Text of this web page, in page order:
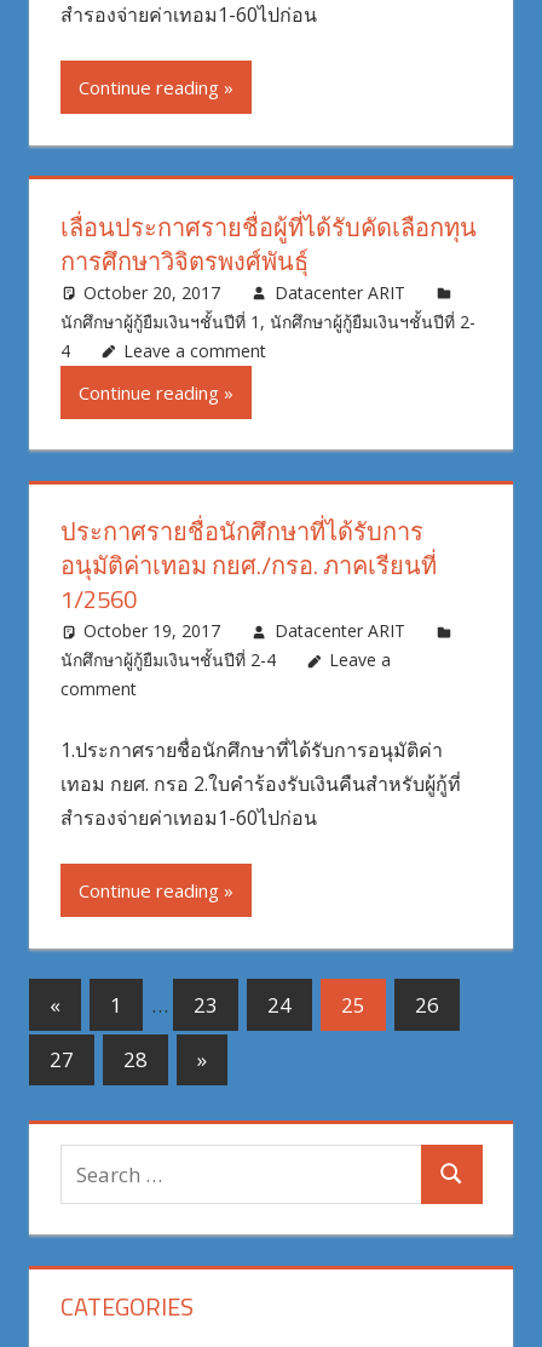
สำรองจ่ายค่าเทอม1-60ไปก่อน
Continue reading
เลื่อนประกาศรายชื่อผู้ที่ได้รับคัดเลือกทุน
การศึกษาวิจิตรพงศ์พันธุ์
October 20, 2017
Datacenter ARIT
นักศึกษาผู้กู้ยืมเงินฯชั้นปีที่ 1 , นักศึกษาผู้กู้ยืมเงินฯชั้นปีที่ 2-
4
Leave a comment
Continue reading
ประกาศรายชื่อนักศึกษาที่ได้รับการ
อนุมัติค่าเทอม กยศ./กรอ. ภาคเรียนที่
1/2560
October 19, 2017
Datacenter ARIT
นักศึกษาผู้กู้ยืมเงินฯชั้นปีที่ 2-4
Leave a
comment
1.ประกาศรายชื่อนักศึกษาที่ได้รับการอนุมัติค่า
เทอม กยศ. กรอ 2.ใบคำร้องรับเงินคืนสำหรับผู้กู้ที่
สำรองจ่ายค่าเทอม1-60ไปก่อน
Continue reading
Posts
pagination
« Previous
Posts
1 … 23 24 25
26
27
28
Next
Posts
»
Search
for:
Search
CATEGORIES